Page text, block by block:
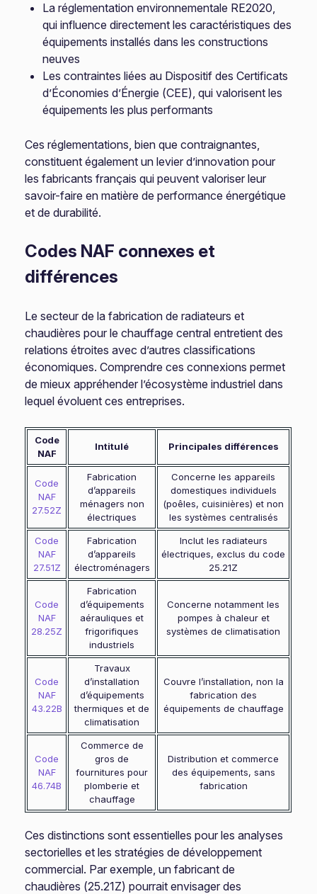
La réglementation environnementale RE2020,
qui influence directement les caractéristiques des
équipements installés dans les constructions
neuves
Les contraintes liées au Dispositif des Certificats
d’Économies d’Énergie (CEE), qui valorisent les
équipements les plus performants
Ces réglementations, bien que contraignantes,
constituent également un levier d’innovation pour
les fabricants français qui peuvent valoriser leur
savoir-faire en matière de performance énergétique
et de durabilité.
Codes NAF connexes et
différences
Le secteur de la fabrication de radiateurs et
chaudières pour le chauffage central entretient des
relations étroites avec d’autres classifications
économiques. Comprendre ces connexions permet
de mieux appréhender l’écosystème industriel dans
lequel évoluent ces entreprises.
Code
NAF
Intitulé Principales différences
Code
NAF
27.52Z
Fabrication
d’appareils
ménagers non
électriques
Concerne les appareils
domestiques individuels
(poêles, cuisinières) et non
les systèmes centralisés
Code
NAF
27.51Z
Fabrication
d’appareils
électroménagers
Inclut les radiateurs
électriques, exclus du code
25.21Z
Code
NAF
28.25Z
Fabrication
d’équipements
aérauliques et
frigorifiques
industriels
Concerne notamment les
pompes à chaleur et
systèmes de climatisation
Code
NAF
43.22B
Travaux
d’installation
d’équipements
thermiques et de
climatisation
Couvre l’installation, non la
fabrication des
équipements de chauffage
Code
NAF
46.74B
Commerce de
gros de
fournitures pour
plomberie et
chauffage
Distribution et commerce
des équipements, sans
fabrication
Ces distinctions sont essentielles pour les analyses
sectorielles et les stratégies de développement
commercial. Par exemple, un fabricant de
chaudières (25.21Z) pourrait envisager des